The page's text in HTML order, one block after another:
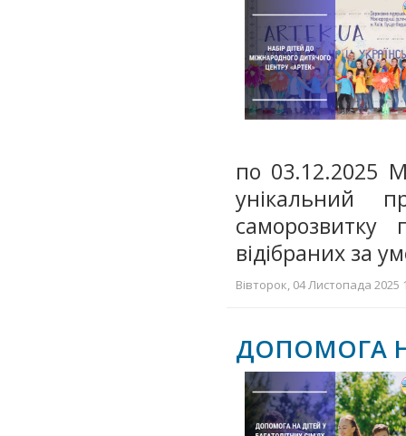
по 03.12.2025
унікальний
саморозвитку
відібраних за
Вівторок, 04 Листопада 2025
ДОПОМОГА